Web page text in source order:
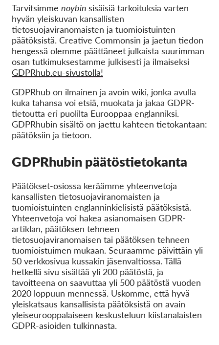
Yhteystiedot
GDPRhub
Tarvitsimme noybin sisäisiä tarkoituksia varten
hyvän yleiskuvan kansallisten
tietosuojaviranomaisten ja tuomioistuinten
päätöksistä. Creative Commonsin ja jaetun tiedon
hengessä olemme päättäneet julkaista suurimman
osan tutkimuksestamme julkisesti ja ilmaiseksi
GDPRhub.eu-sivustolla!
GDPRhub on ilmainen ja avoin wiki, jonka avulla
kuka tahansa voi etsiä, muokata ja jakaa GDPR-
tietoutta eri puolilta Eurooppaa englanniksi.
GDPRhubin sisältö on jaettu kahteen tietokantaan:
päätöksiin ja tietoon.
GDPRhubin päätöstietokanta
Päätökset-osiossa keräämme yhteenvetoja
kansallisten tietosuojaviranomaisten ja
tuomioistuinten englanninkielisistä päätöksistä.
Yhteenvetoja voi hakea asianomaisen GDPR-
artiklan, päätöksen tehneen
tietosuojaviranomaisen tai päätöksen tehneen
tuomioistuimen mukaan. Seuraamme päivittäin yli
50 verkkosivua kussakin jäsenvaltiossa. Tällä
hetkellä sivu sisältää yli 200 päätöstä, ja
tavoitteena on saavuttaa yli 500 päätöstä vuoden
2020 loppuun mennessä. Uskomme, että hyvä
yleiskatsaus kansallisista päätöksistä on avain
yleiseurooppalaiseen keskusteluun kiistanalaisten
GDPR-asioiden tulkinnasta.